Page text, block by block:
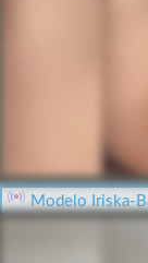
Modelo Iriska-